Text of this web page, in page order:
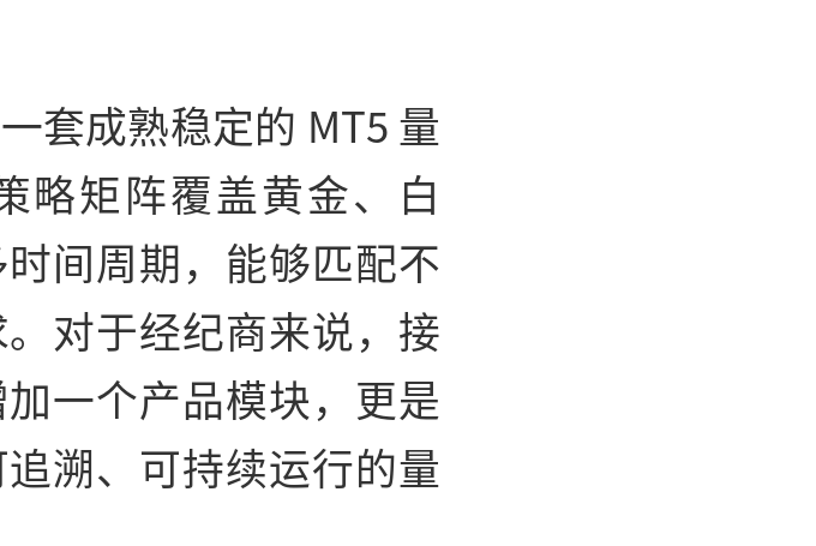
套成熟稳定的 MT5 量
略矩阵覆盖黄金、白
间周期，能够匹配不
对于经纪商来说，接
一个产品模块，更是
溯、可持续运行的量